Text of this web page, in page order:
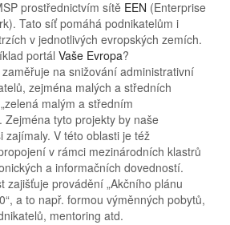
prostřednictvím sítě EEN (Enterprise
Tato síť pomáhá podnikatelům i
v jednotlivých evropských zemích.
portál Vaše Evropa?
na snižování administrativní
zejména malých a středních
malým a středním
Zejména tyto projekty by naše
zajímaly. V této oblasti je též
v rámci mezinárodních klastrů
a informačních dovedností.
zajišťuje provádění „Akčního plánu
a to např. formou výměnných pobytů,
mentoring atd.